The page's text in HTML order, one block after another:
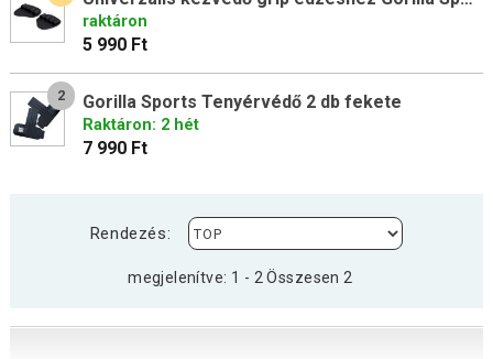
raktáron
5 990 Ft
2 Gorilla Sports Tenyérvédő 2 db fekete
Raktáron: 2 hét
7 990 Ft
Rendezés:
megjelenítve: 1 - 2 Összesen 2